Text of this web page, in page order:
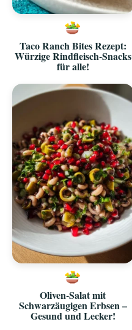
Taco Ranch Bites Rezept:
Würzige Rindfleisch-Snacks
für alle!
Oliven-Salat mit
Schwarzäugigen Erbsen –
Gesund und Lecker!